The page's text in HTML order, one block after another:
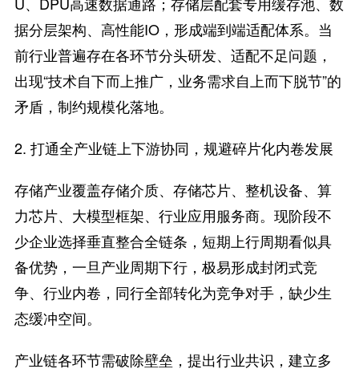
据分层架构、高性能IO，形成端到端适配体系。当
前行业普遍存在各环节分头研发、适配不足问题，
出现“技术自下而上推广，业务需求自上而下脱节”的
矛盾，制约规模化落地。
2. 打通全产业链上下游协同，规避碎片化内卷发展
存储产业覆盖存储介质、存储芯片、整机设备、算
力芯片、大模型框架、行业应用服务商。现阶段不
少企业选择垂直整合全链条，短期上行周期看似具
备优势，一旦产业周期下行，极易形成封闭式竞
争、行业内卷，同行全部转化为竞争对手，缺少生
态缓冲空间。
产业链各环节需破除壁垒，提出行业共识，建立多